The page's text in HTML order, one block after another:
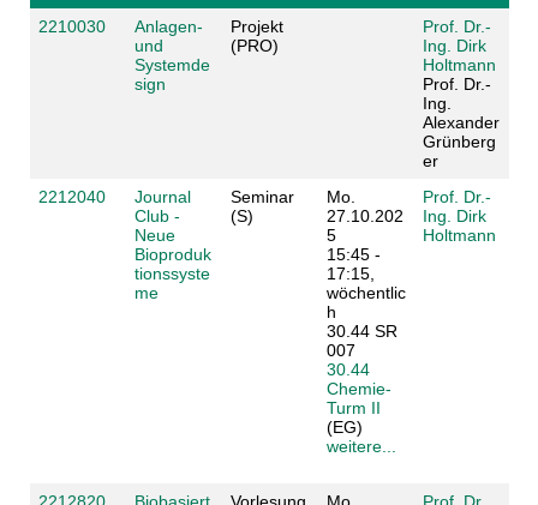
2210030
Anlagen-
und
Systemde
sign
Projekt
(PRO)
Prof. Dr.-
Ing. Dirk
Holtmann
Prof. Dr.-
Ing.
Alexander
Grünberg
er
2212040
Journal
Club -
Neue
Bioproduk
tionssyste
me
Seminar
(S)
Mo.
27.10.202
5
15:45 -
17:15,
wöchentlic
h
30.44 SR
007
30.44
Chemie-
Turm II
(EG)
weitere...
Prof. Dr.-
Ing. Dirk
Holtmann
2212820 Biobasiert Vorlesung Mo. Prof. Dr.